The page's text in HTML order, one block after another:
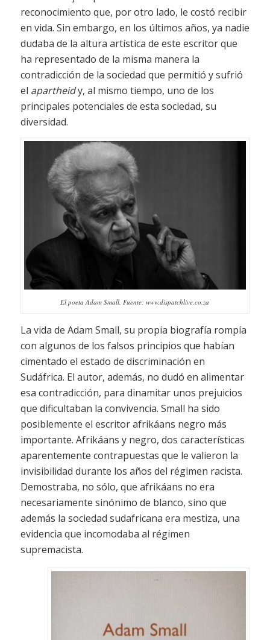
reconocimiento que, por otro lado, le costó recibir
en vida. Sin embargo, en los últimos años, ya nadie
dudaba de la altura artística de este escritor que
ha representado de la misma manera la
contradicción de la sociedad que permitió y sufrió
el apartheidy, al mismo tiempo, uno de los
principales potenciales de esta sociedad, su
diversidad.
El poeta Adam Small. Fuente: www.dispatchlive.co.za
La vida de Adam Small, su propia biografía rompía
con algunos de los falsos principios que habían
cimentado el estado de discriminación en
Sudáfrica. El autor, además, no dudó en alimentar
esa contradicción, para dinamitar unos prejuicios
que dificultaban la convivencia. Small ha sido
posiblemente el escritor afrikáans negro más
importante. Afrikáans y negro, dos características
aparentemente contrapuestas que le valieron la
invisibilidad durante los años del régimen racista.
Demostraba, no sólo, que afrikáans no era
necesariamente sinónimo de blanco, sino que
además la sociedad sudafricana era mestiza, una
evidencia que incomodaba al régimen
supremacista.